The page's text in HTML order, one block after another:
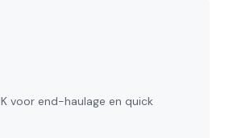
voor end-haulage en quick